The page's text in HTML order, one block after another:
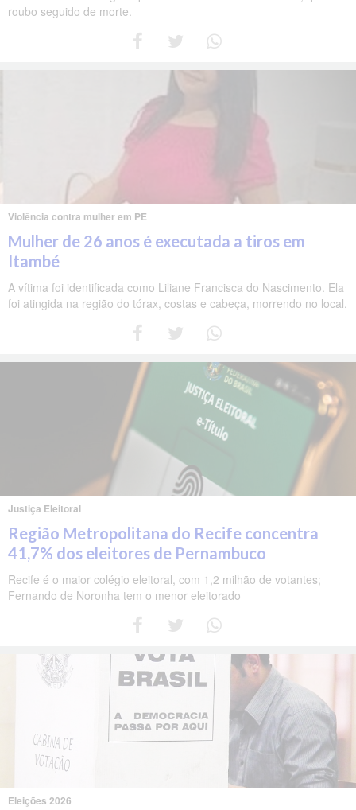
roubo seguido de morte.
Violência contra mulher em PE
Mulher de 26 anos é executada a tiros em
Itambé
A vítima foi identificada como Liliane Francisca do Nascimento. Ela
foi atingida na região do tórax, costas e cabeça, morrendo no local.
Justiça Eleitoral
Região Metropolitana do Recife concentra
41,7% dos eleitores de Pernambuco
Recife é o maior colégio eleitoral, com 1,2 milhão de votantes;
Fernando de Noronha tem o menor eleitorado
Eleições 2026